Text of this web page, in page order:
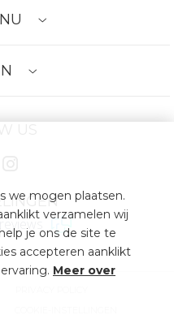
we mogen plaatsen.
verzamelen wij
je ons de site te
accepteren aanklikt
Meer over